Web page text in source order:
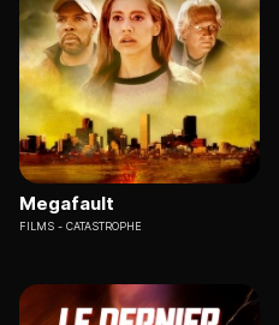
Megafault
FILMS CATASTROPHE